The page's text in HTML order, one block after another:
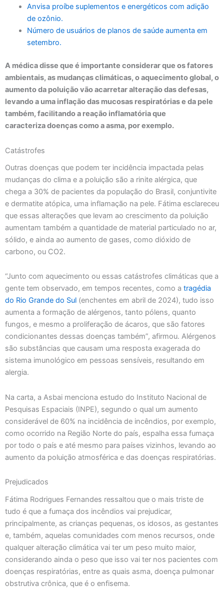
Anvisa proíbe suplementos e energéticos com adição
de ozônio.
Número de usuários de planos de saúde aumenta em
setembro.
A médica disse que é importante considerar que os fatores
ambientais, as mudanças climáticas, o aquecimento global, o
aumento da poluição vão acarretar alteração das defesas,
levando a uma inflação das mucosas respiratórias e da pele
também, facilitando a reação inflamatória que
caracteriza doenças como a asma, por exemplo.
Catástrofes
Outras doenças que podem ter incidência impactada pelas
mudanças do clima e a poluição são a rinite alérgica, que
chega a 30% de pacientes da população do Brasil, conjuntivite
e dermatite atópica, uma inflamação na pele. Fátima esclareceu
que essas alterações que levam ao crescimento da poluição
aumentam também a quantidade de material particulado no ar,
sólido, e ainda ao aumento de gases, como dióxido de
carbono, ou CO2.
“Junto com aquecimento ou essas catástrofes climáticas que a
gente tem observado, em tempos recentes, como a tragédia
do Rio Grande do Sul (enchentes em abril de 2024), tudo isso
aumenta a formação de alérgenos, tanto pólens, quanto
fungos, e mesmo a proliferação de ácaros, que são fatores
condicionantes dessas doenças também”, afirmou. Alérgenos
são substâncias que causam uma resposta exagerada do
sistema imunológico em pessoas sensíveis, resultando em
alergia.
Na carta, a Asbai menciona estudo do Instituto Nacional de
Pesquisas Espaciais (INPE), segundo o qual um aumento
considerável de 60% na incidência de incêndios, por exemplo,
como ocorrido na Região Norte do país, espalha essa fumaça
por todo o país e até mesmo para países vizinhos, levando ao
aumento da poluição atmosférica e das doenças respiratórias.
Prejudicados
Fátima Rodrigues Fernandes ressaltou que o mais triste de
tudo é que a fumaça dos incêndios vai prejudicar,
principalmente, as crianças pequenas, os idosos, as gestantes
e, também, aquelas comunidades com menos recursos, onde
qualquer alteração climática vai ter um peso muito maior,
considerando ainda o peso que isso vai ter nos pacientes com
doenças respiratórias, entre as quais asma, doença pulmonar
obstrutiva crônica, que é o enfisema.